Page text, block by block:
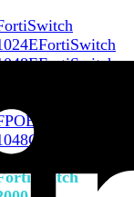
FortiSwitch
FortiSwitch